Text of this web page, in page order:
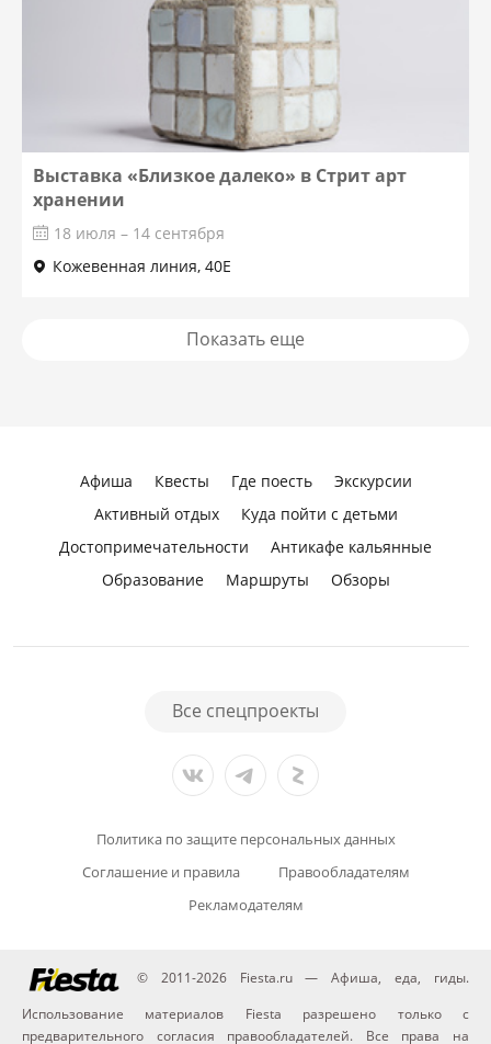
Выставка «Близкое далеко» в Стрит арт
хранении
18 июля – 14 сентября
Кожевенная линия, 40Е
Показать еще
Афиша Квесты Где поесть
Экскурсии
Активный отдых
Куда пойти с детьми
Достопримечательности
Антикафе кальянные
Образование
Маршруты Обзоры
Все спецпроекты
Политика по защите персональных данных
Соглашение и правила
Правообладателям
Рекламодателям
© 2011-2026 Fiesta.ru — Афиша, еда, гиды.
Использование материалов Fiesta разрешено только с
предварительного согласия правообладателей. Все права на